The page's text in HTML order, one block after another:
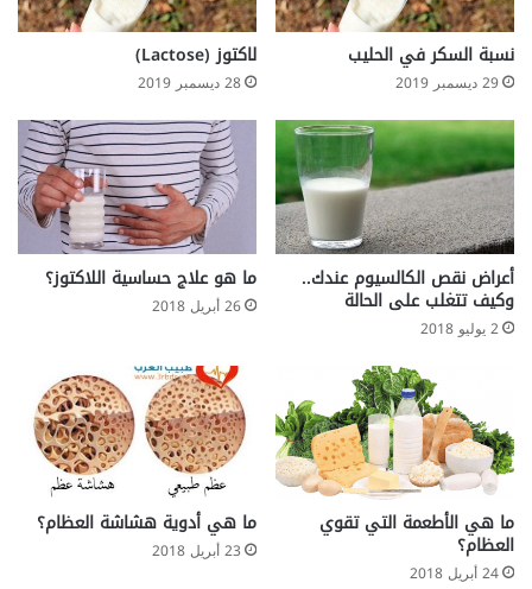
ا
ل
ع
ق
ا
ق
ي
ر
ا
ل
م
ه
د
ء
نسبة السكر في الحليب
29 ديسمبر 2019
لاكتوز (Lactose)
28 ديسمبر 2019
أعراض نقص الكالسيوم عندك..
وكيف تتغلب على الحالة
2 يوليو 2018
ما هو علاج حساسية اللاكتوز؟
26 أبريل 2018
ما هي الأطعمة التي تقوي
العظام؟
24 أبريل 2018
ما هي أدوية هشاشة العظام؟
23 أبريل 2018